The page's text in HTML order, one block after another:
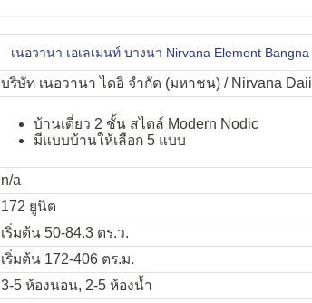
เนอวานา เอเลเมนท์ บางนา Nirvana Element Bangna
บริษัท เนอวานา ไดอิ จำกัด (มหาชน) / Nirvana Daii
บ้านเดี่ยว 2 ชั้น สไตล์ Modern Nodic
มีแบบบ้านให้เลือก 5 แบบ
n/a
172 ยูนิต
เริ่มต้น 50-84.3 ตร.ว.
เริ่มต้น 172-406 ตร.ม.
3-5 ห้องนอน, 2-5 ห้องน้ำ